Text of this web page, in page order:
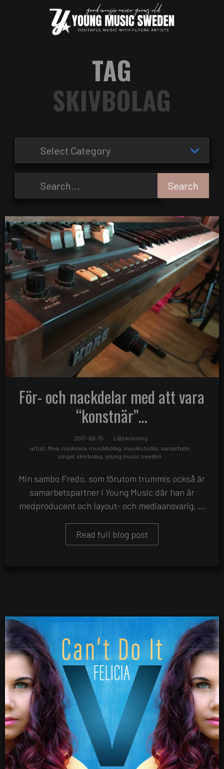
TAG
SKIVBOLAG
Search
För- och nackdelar med att vara
“konstnär”…
2017-08-15
Låtskrivning
artist, Mixa, mjukvara, musikbolag, musikstudio, samarbete,
singel, skivbolag, young music sweden
Min sambo Fredo, som förutom trummis också är
samarbetspartner i Young Music där han är
medproducent och layout- och mediaansvarig, …
Read full blog post